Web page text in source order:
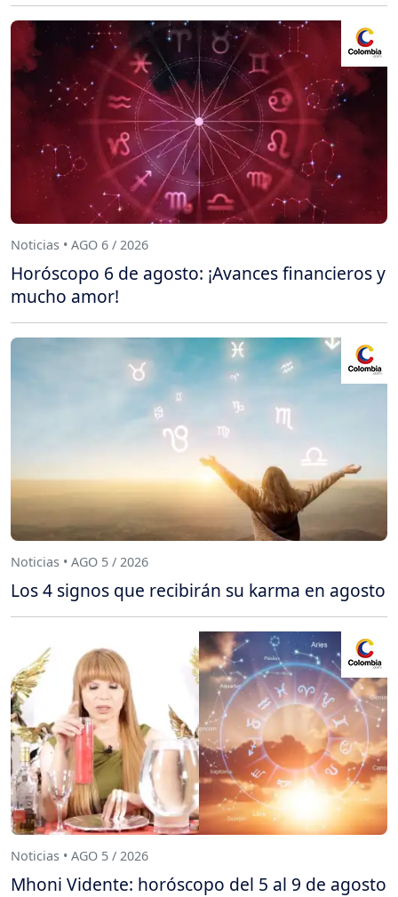
Noticias • AGO 6 / 2026
Horóscopo 6 de agosto: ¡Avances financieros y
mucho amor!
Noticias • AGO 5 / 2026
Los 4 signos que recibirán su karma en agosto
Noticias • AGO 5 / 2026
Mhoni Vidente: horóscopo del 5 al 9 de agosto